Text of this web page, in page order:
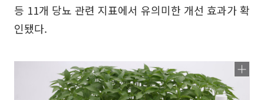
등 11개 당뇨 관련 지표에서 유의미한 개선 효과가 확
인됐다.